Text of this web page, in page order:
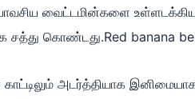
வைட்டமின்களை
சத்து கொண்டது.Red banana
அடர்த்தியாக